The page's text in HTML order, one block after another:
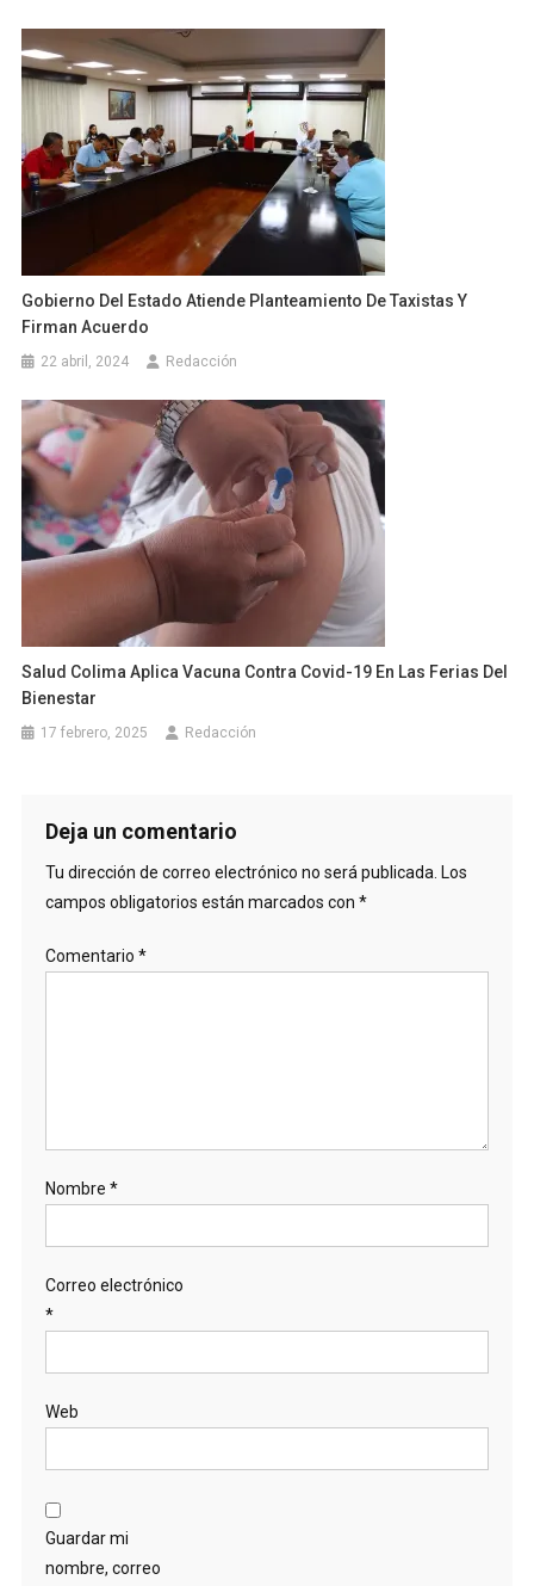
Gobierno Del Estado Atiende Planteamiento De Taxistas Y
Firman Acuerdo
22 abril, 2024 Redacción
Salud Colima Aplica Vacuna Contra Covid-19 En Las Ferias Del
Bienestar
17 febrero, 2025 Redacción
Deja un comentario
Tu dirección de correo electrónico no será publicada. Los
campos obligatorios están marcados con *
Comentario *
Nombre *
Correo electrónico
*
Web
Guardar mi
nombre, correo